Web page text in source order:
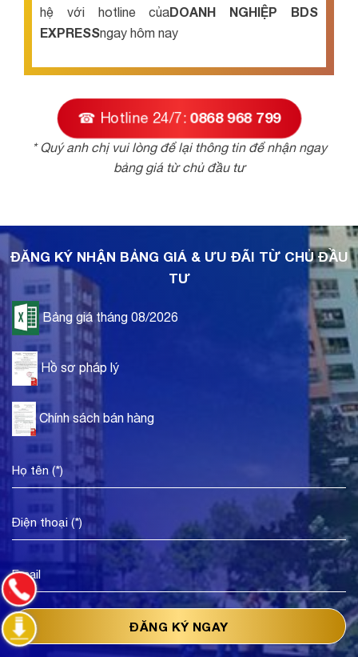
hệ với hotline củaDOANH NGHIỆP BDS
EXPRESSngay hôm nay
☎ Hotline 24/7: 0868 968 799
* Quý anh chị vui lòng để lại thông tin để nhận ngay
bảng giá từ chủ đầu tư
ĐĂNG KÝ NHẬN BẢNG GIÁ & ƯU ĐÃI TỪ CHỦ ĐẦU
TƯ
Bảng giá tháng 08/2026
Hồ sơ pháp lý
Chính sách bán hàng